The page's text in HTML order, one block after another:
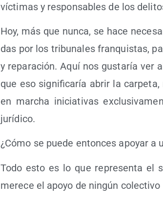
víc­ti­mas y res­pon­sa­bles de los
Hoy, más que nun­ca, se hace
das por los tri­bu­na­les fran­quis­tas,
y repa­ra­ción. Aquí nos gus­ta­ría ver
que eso sig­ni­fi­ca­ría abrir la
en mar­cha ini­cia­ti­vas
jurídico.
¿Cómo se pue­de enton­ces apo­yar a
Todo esto es lo que repre­sen­ta el
mere­ce el apo­yo de nin­gún